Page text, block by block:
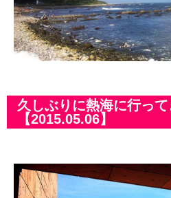
久しぶりに熱海に行っ
【2015.05.06】